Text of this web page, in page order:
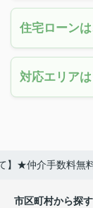
住宅ローン
対応エリア
】★仲介手数料無
市区町村から探す